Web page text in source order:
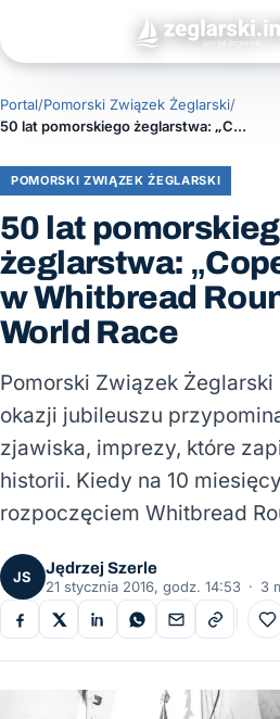
Portal/Pomorski Związek Żeglarski/
50 lat pomorskiego żeglarstwa: „Copernicus” w Whitbread Round The World Race
POMORSKI ZWIĄZEK ŻEGLARSKI
50 lat
żeglarstwa:
w Whitbread
World Race
Pomorski Związek Żeglarski
okazji jubileuszu
zjawiska, imprezy, które
historii. Kiedy na 10
rozpoczęciem Whitbread
JS
Jędrzej Szerle
21 stycznia 2016, godz. 14:53 · 3